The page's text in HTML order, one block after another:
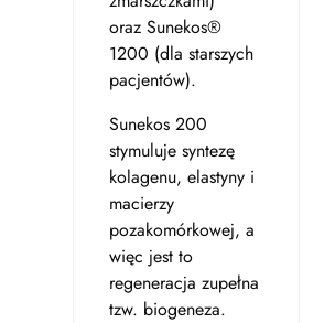
oraz Sunekos®
1200 (dla starszych
pacjentów).
Sunekos 200
stymuluje syntezę
kolagenu, elastyny i
macierzy
pozakomórkowej, a
więc jest to
regeneracja zupełna
tzw. biogeneza.